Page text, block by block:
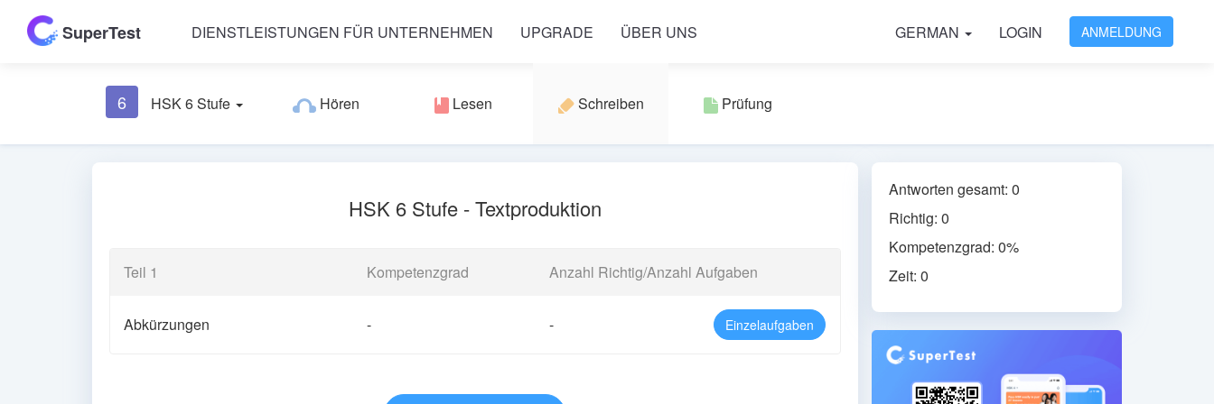
SuperTest DIENSTLEISTUNGEN FÜR UNTERNEHMEN UPGRADE ÜBER UNS GERMAN LOGIN ANMELDUNG
6 HSK 6 Stufe Hören Lesen Schreiben Prüfung
HSK 6 Stufe - Textproduktion
Teil 1 Kompetenzgrad Anzahl Richtig/Anzahl Aufgaben
Abkürzungen - - Einzelaufgaben
Antworten gesamt: 0
Richtig: 0
Kompetenzgrad: 0%
Zeit: 0